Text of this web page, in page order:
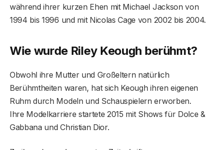
während ihrer kurzen Ehen mit Michael Jackson von
1994 bis 1996 und mit Nicolas Cage von 2002 bis 2004.
Wie wurde Riley Keough berühmt?
Obwohl ihre Mutter und Großeltern natürlich
Berühmtheiten waren, hat sich Keough ihren eigenen
Ruhm durch Modeln und Schauspielern erworben.
Ihre Modelkarriere startete 2015 mit Shows für Dolce &
Gabbana und Christian Dior.